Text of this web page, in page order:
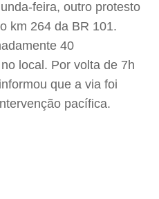
feira, outro protesto
km 264 da BR 101.
40
local. Por volta de 7h
informou que a via foi
pacífica.